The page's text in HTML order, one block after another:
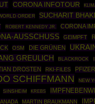
CORONA INFOTOUR
ORDER SUCHARIT
ROBERT KENNEDY JR. CORONA
AUSSCHUSS GEIMPFT
OSM DIE GRÜNEN
GREULICH BLACKROCK
DROSTEN RKI-FILES
SCHIFFMANN NEW
SINSHEIM KREBS
MARTIN BRAUKMANN